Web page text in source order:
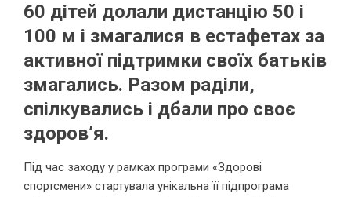
60 дітей долали дистанцію 50 і
100 м і змагалися в естафетах за
активної підтримки своїх батьків
змагались. Разом раділи,
спілкувались і дбали про своє
здоров’я.
Під час заходу у рамках програми «Здорові
спортсмени» стартувала унікальна її підпрограма